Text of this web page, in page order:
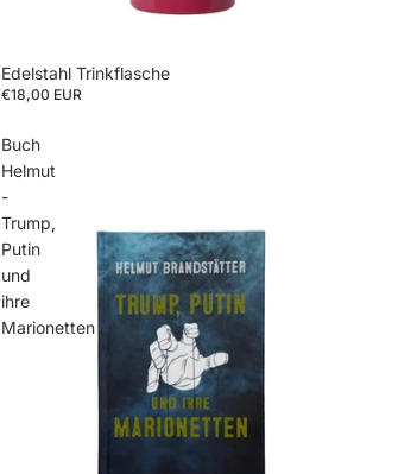
Edelstahl Trinkflasche
€18,00 EUR
Buch
Helmut
-
Trump,
Putin
und
ihre
Marionetten